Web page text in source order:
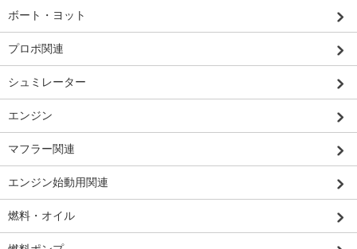
ボート・ヨット
プロポ関連
シュミレーター
エンジン
マフラー関連
エンジン始動用関連
燃料・オイル